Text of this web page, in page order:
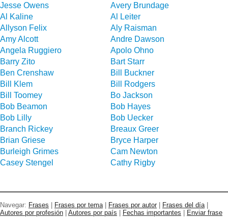
Jesse Owens
Avery Brundage
Al Kaline
Al Leiter
Allyson Felix
Aly Raisman
Amy Alcott
Andre Dawson
Angela Ruggiero
Apolo Ohno
Barry Zito
Bart Starr
Ben Crenshaw
Bill Buckner
Bill Klem
Bill Rodgers
Bill Toomey
Bo Jackson
Bob Beamon
Bob Hayes
Bob Lilly
Bob Uecker
Branch Rickey
Breaux Greer
Brian Griese
Bryce Harper
Burleigh Grimes
Cam Newton
Casey Stengel
Cathy Rigby
Navegar: Frases Frases por tema| Frases por autor Frases del día|
Autores por profesión
Autores por país Fechas importantes Enviar frase